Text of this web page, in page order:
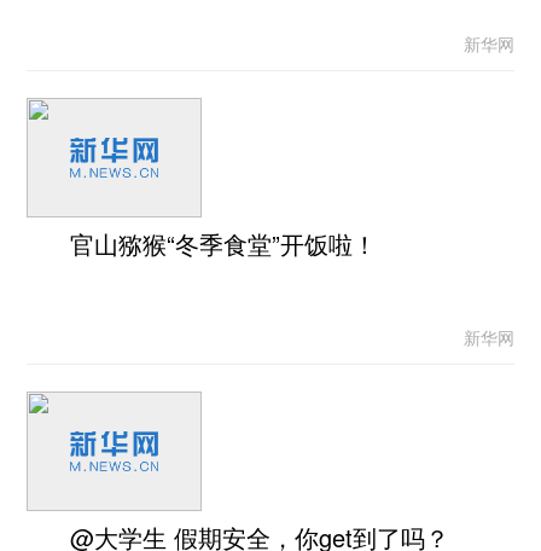
新华网
官山猕猴“冬季食堂”开饭啦！
新华网
@大学生 假期安全，你get到了吗？